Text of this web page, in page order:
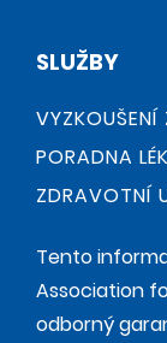
SLUŽBY
PORADNA
ZDRAVOTNÍ
Tento
Association
odborný